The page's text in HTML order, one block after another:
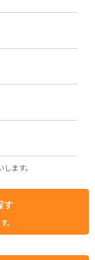
ます。
す
。